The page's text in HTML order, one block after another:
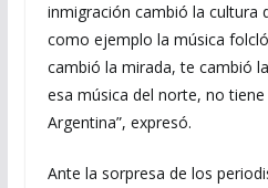
inmigración cambió la cultura
como ejemplo la música
cambió la mirada, te cambió
esa música del norte, no
Argentina”, expresó.
Ante la sorpresa de los